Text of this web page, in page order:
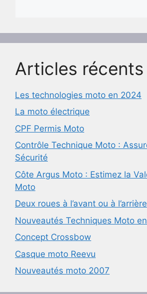
Articles récents
Les technologies moto en 2024
La moto électrique
CPF Permis Moto
Contrôle Technique Moto :
Sécurité
Côte Argus Moto : Estimez la
Moto
Deux roues à l’avant ou à l’arrière
Nouveautés Techniques Moto
Concept Crossbow
Casque moto Reevu
Nouveautés moto 2007